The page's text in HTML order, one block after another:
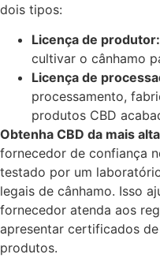
dois tipos:
Licença de produtor:
cultivar o cânhamo
Licença de
processamento,
produtos CBD
Obtenha CBD da mais
fornecedor de confiança
testado por um
legais de cânhamo. Isso
fornecedor atenda aos
apresentar certificados
produtos.